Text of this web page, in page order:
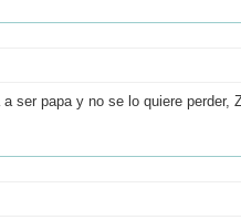
ser papa y no se lo quiere perder,